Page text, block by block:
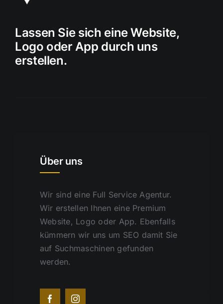
Lassen Sie sich eine Website,
Logo oder App durch uns
erstellen.
Über uns
Wir sind eine Full Service Agentur.
Wir erstellen Ihnen eine Premium
Website, Logo oder App. Ebenfalls
kümmern wir uns um SEO damit Sie
auf Suchmaschinen gefunden
werden.